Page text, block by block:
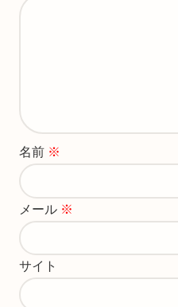
名前 ※
メール ※
サイト